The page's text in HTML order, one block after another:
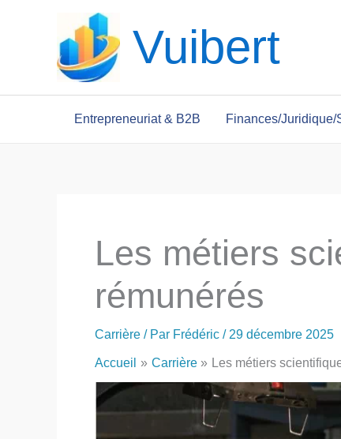
Vuibert
Entrepreneuriat & B2B Finances/
Les métiers
rémunérés
Carrière / Par Frédéric / 29 décembre 2025
Accueil Carrière Les métiers